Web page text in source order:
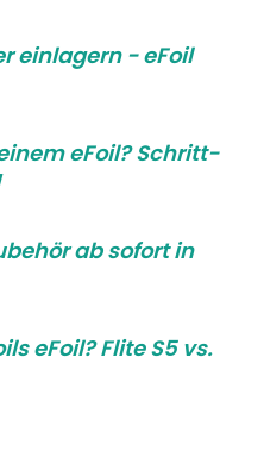
einlagern - eFoil
eFoil? Schritt-
ab sofort in
eFoil? Flite S5 vs.